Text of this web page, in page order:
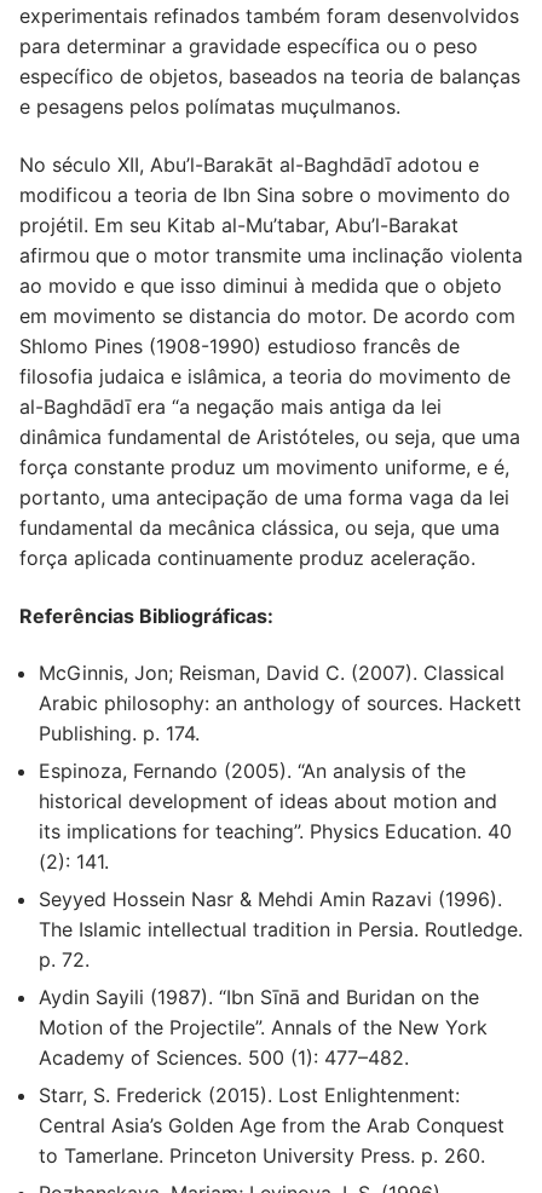
experimentais refinados também foram desenvolvidos
para determinar a gravidade específica ou o peso
específico de objetos, baseados na teoria de balanças
e pesagens pelos polímatas muçulmanos.
No século XII, Abu’l-Barakāt al-Baghdādī adotou e
modificou a teoria de Ibn Sina sobre o movimento do
projétil. Em seu Kitab al-Mu’tabar, Abu’l-Barakat
afirmou que o motor transmite uma inclinação violenta
ao movido e que isso diminui à medida que o objeto
em movimento se distancia do motor. De acordo com
Shlomo Pines (1908-1990) estudioso francês de
filosofia judaica e islâmica, a teoria do movimento de
al-Baghdādī era “a negação mais antiga da lei
dinâmica fundamental de Aristóteles, ou seja, que uma
força constante produz um movimento uniforme, e é,
portanto, uma antecipação de uma forma vaga da lei
fundamental da mecânica clássica, ou seja, que uma
força aplicada continuamente produz aceleração.
Referências Bibliográficas:
McGinnis, Jon; Reisman, David C. (2007). Classical
Arabic philosophy: an anthology of sources. Hackett
Publishing. p. 174.
Espinoza, Fernando (2005). “An analysis of the
historical development of ideas about motion and
its implications for teaching”. Physics Education. 40
(2): 141.
Seyyed Hossein Nasr & Mehdi Amin Razavi (1996).
The Islamic intellectual tradition in Persia. Routledge.
p. 72.
Aydin Sayili (1987). “Ibn Sīnā and Buridan on the
Motion of the Projectile”. Annals of the New York
Academy of Sciences. 500 (1): 477–482.
Starr, S. Frederick (2015). Lost Enlightenment:
Central Asia’s Golden Age from the Arab Conquest
to Tamerlane. Princeton University Press. p. 260.